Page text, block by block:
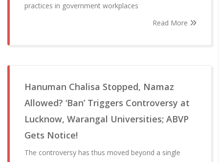
practices in government workplaces
Read More
Hanuman Chalisa Stopped, Namaz
Allowed? ‘Ban’ Triggers Controversy at
Lucknow, Warangal Universities; ABVP
Gets Notice!
The controversy has thus moved beyond a single